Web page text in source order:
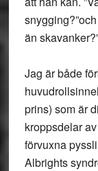
än
Jag är både
prins) som är
kroppsdelar
förvuxna
Albrights